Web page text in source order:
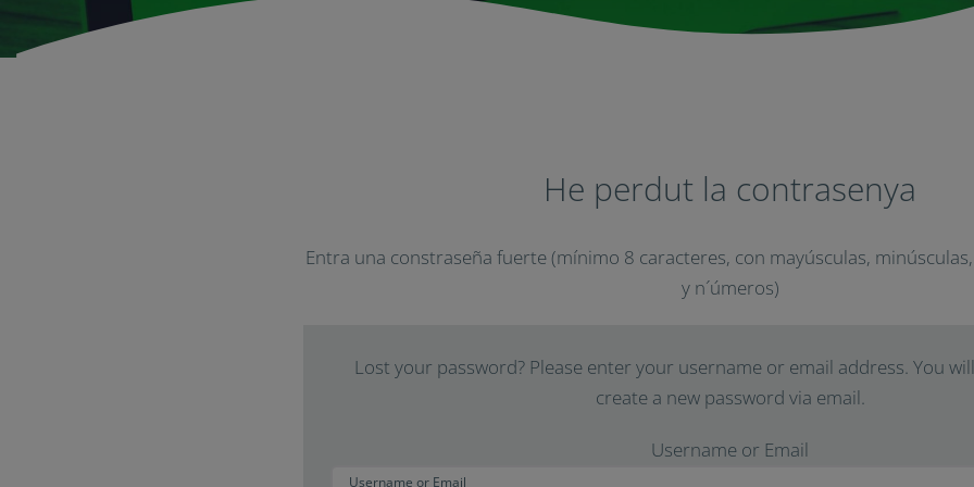
He perdut la contrasenya
Entra una constraseña fuerte (mínimo 8 caracteres, con mayúsculas,
y n´úmeros)
Lost your password? Please enter your username or email address. You
create a new password via email.
Username or Email